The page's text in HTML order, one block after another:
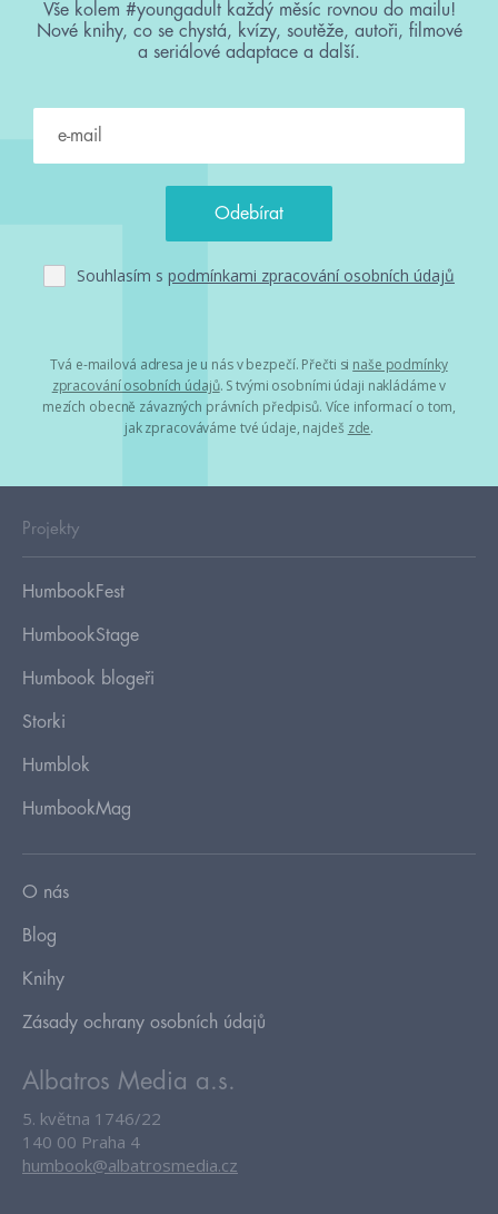
Vše kolem #youngadult každý měsíc rovnou do mailu!
Nové knihy, co se chystá, kvízy, soutěže, autoři, filmové
a seriálové adaptace a další.
Souhlasím s podmínkami zpracování osobních údajů
Tvá e-mailová adresa je u nás v bezpečí. Přečti si naše podmínky
zpracování osobních údajů. S tvými osobními údaji nakládáme v
mezích obecně závazných právních předpisů. Více informací o tom,
jak zpracováváme tvé údaje, najdeš zde.
Projekty
HumbookFest
HumbookStage
Humbook blogeři
Storki
Humblok
HumbookMag
O nás
Blog
Knihy
Zásady ochrany osobních údajů
Albatros Media a.s.
5. května 1746/22
140 00 Praha 4
humbook@albatrosmedia.cz